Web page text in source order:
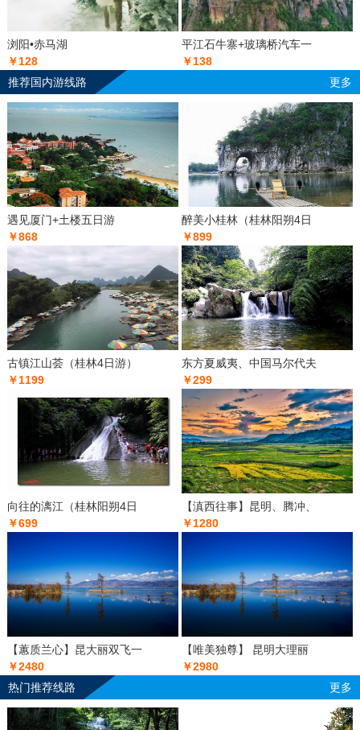
浏阳•赤马湖
￥128
平江石牛寨+玻璃桥汽车一
￥138
推荐国内游线路
更多
遇见厦门+土楼五日游
￥868
醉美小桂林（桂林阳朔4日
￥899
古镇江山荟（桂林4日游）
￥1199
东方夏威夷、中国马尔代夫
￥299
向往的漓江（桂林阳朔4日
￥699
【滇西往事】昆明、腾冲、
￥1280
【蕙质兰心】昆大丽双飞一
￥2480
【唯美独尊】 昆明大理丽
￥2980
热门推荐线路
更多